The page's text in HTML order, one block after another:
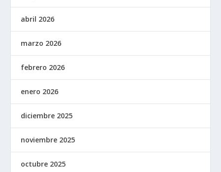
abril 2026
marzo 2026
febrero 2026
enero 2026
diciembre 2025
noviembre 2025
octubre 2025